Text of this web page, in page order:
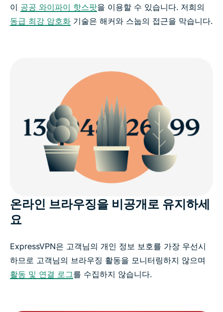
이 공공 와이파이 핫스팟을 이용할 수 있습니다. 저희의
동급 최강 암호화 기술은 해커와 스눕의 접근을 막습니다.
온라인 브라우징을 비공개로 유지하세
요
ExpressVPN은 고객님의 개인 정보 보호를 가장 우선시
하므로 고객님의 브라우징 활동을 모니터링하지 않으며
활동 및 연결 로그를 수집하지 않습니다.